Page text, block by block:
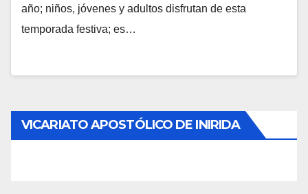
año; niños, jóvenes y adultos disfrutan de esta
temporada festiva; es…
VICARIATO APOSTÓLICO DE INIRIDA